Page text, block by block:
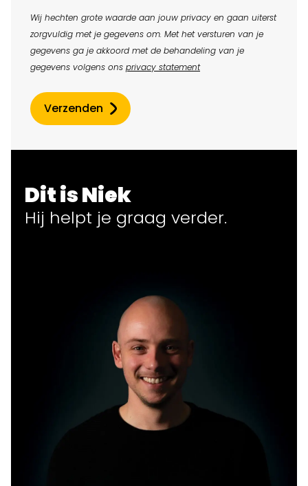
Wij hechten grote waarde aan jouw privacy en gaan uiterst
zorgvuldig met je gegevens om. Met het versturen van je
gegevens ga je akkoord met de behandeling van je
gegevens volgens ons privacy statement
Verzenden
Dit is Niek
Hij helpt je graag verder.